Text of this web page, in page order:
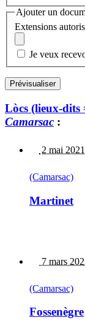
Ajouter un
Extensions
Je veux
Lòcs (lieux-dits
Camarsac :
2 mai 2021
(Camarsac)
Martinet
7 mars
(Camarsac)
Fossenègre